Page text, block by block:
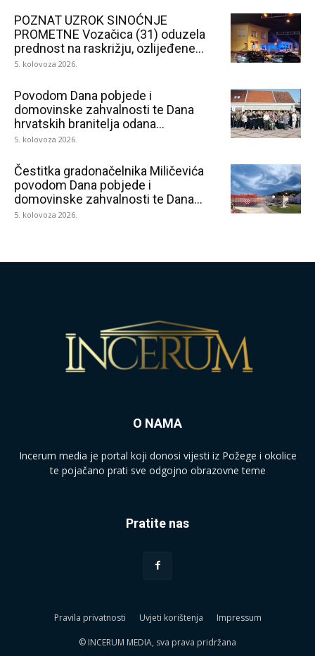
POZNAT UZROK SINOĆNJE
PROMETNE Vozačica (31) oduzela
prednost na raskrižju, ozlijeđene...
5. kolovoza 2026.
Povodom Dana pobjede i
domovinske zahvalnosti te Dana
hrvatskih branitelja odana...
5. kolovoza 2026.
Čestitka gradonačelnika Miličevića
povodom Dana pobjede i
domovinske zahvalnosti te Dana...
5. kolovoza 2026.
O NAMA
Incerum media je portal koji donosi vijesti iz Požege i okolice
te pojačano prati sve odgojno obrazovne teme
Pratite nas
Pravila privatnosti Uvjeti korištenja Impressum
© INCERUM MEDIA, sva prava pridržana